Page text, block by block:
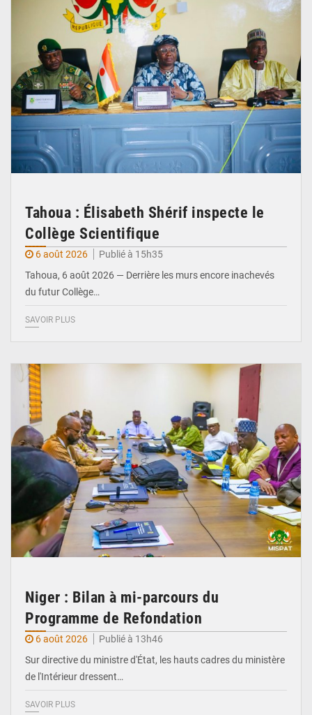
Tahoua : Élisabeth Shérif inspecte le
Collège Scientifique
6 août 2026
Publié à 15h35
Tahoua, 6 août 2026 — Derrière les murs encore inachevés
du futur Collège…
SAVOIR PLUS
Niger : Bilan à mi-parcours du
Programme de Refondation
6 août 2026
Publié à 13h46
Sur directive du ministre d'État, les hauts cadres du ministère
de l'Intérieur dressent…
SAVOIR PLUS